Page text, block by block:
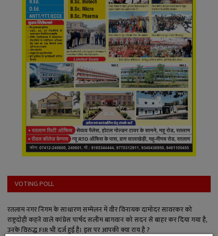
VOTING POLL
रतलाम नगर निगम के साधारण सम्मेलन में वीर विनायक दामोदर सावरकर को
राष्ट्रदोही कहने वाले कांग्रेस पार्षद सलीम बागवान को सदन से बाहर कर दिया गया है,
उनके विरुद्ध FIR भी दर्ज हुई है। इस पर आपकी क्या राय है ?